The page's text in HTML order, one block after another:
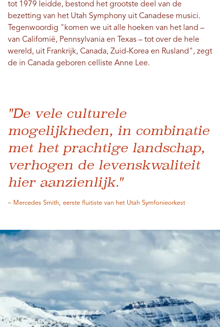
tot 1979 leidde, bestond het grootste deel van de
bezetting van het Utah Symphony uit Canadese musici.
Tegenwoordig "komen we uit alle hoeken van het land –
van Californië, Pennsylvania en Texas – tot over de hele
wereld, uit Frankrijk, Canada, Zuid-Korea en Rusland", zegt
de in Canada geboren celliste Anne Lee.
"De vele culturele
mogelijkheden, in combinatie
met het prachtige landschap,
verhogen de levenskwaliteit
hier aanzienlijk."
– Mercedes Smith, eerste fluitiste van het Utah Symfonieorkest